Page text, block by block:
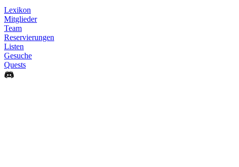
Lexikon
Mitglieder
Team
Reservierungen
Listen
Gesuche
Quests